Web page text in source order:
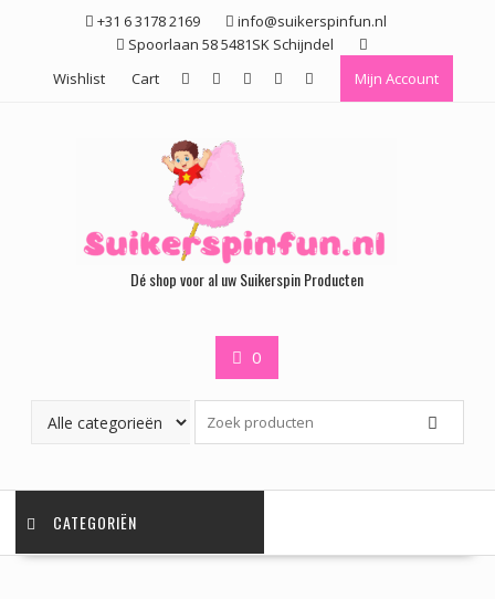
+31 6 3178 2169
info@suikerspinfun.nl
Spoorlaan 58 5481SK Schijndel
Wishlist
Cart Mijn Account
Dé shop voor al uw Suikerspin Producten
0
CATEGORIËN